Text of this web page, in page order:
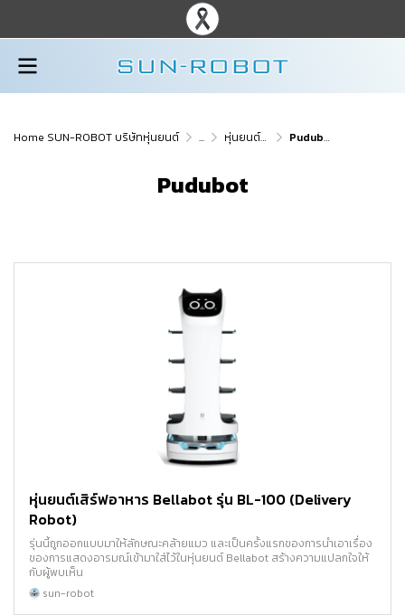
Home SUN-ROBOT บริษัทหุ่นยนต์ ... หุ่นยนต์เสิร์ฟอาหาร Pudubot
Pudubot
หุ่นยนต์เสิร์ฟอาหาร Bellabot รุ่น BL-100 (Delivery
Robot)
รุ่นนี้ถูกออกแบบมาให้ลักษณะคล้ายแมว และเป็นครั้งแรกของการนำเอาเรื่อง
ของการแสดงอารมณ์เข้ามาใส่ไว้ในหุ่นยนต์ Bellabot สร้างความแปลกใจให้
กับผู้พบเห็น
sun-robot